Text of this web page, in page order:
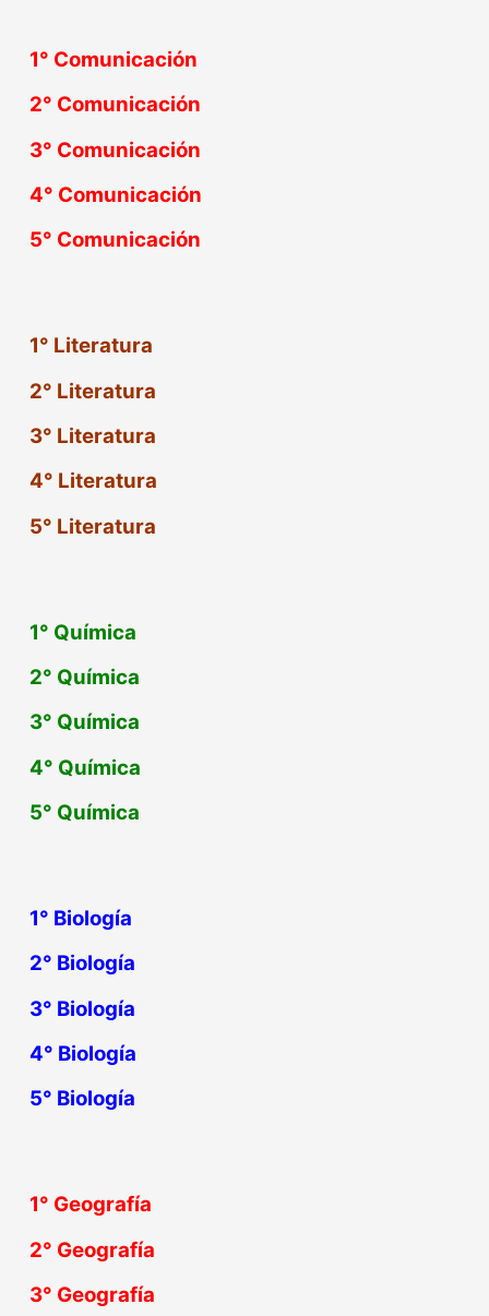
1° Comunicación
2° Comunicación
3° Comunicación
4° Comunicación
5° Comunicación
1° Literatura
2° Literatura
3° Literatura
4° Literatura
5° Literatura
1° Química
2° Química
3° Química
4° Química
5° Química
1° Biología
2° Biología
3° Biología
4° Biología
5° Biología
1° Geografía
2° Geografía
3° Geografía